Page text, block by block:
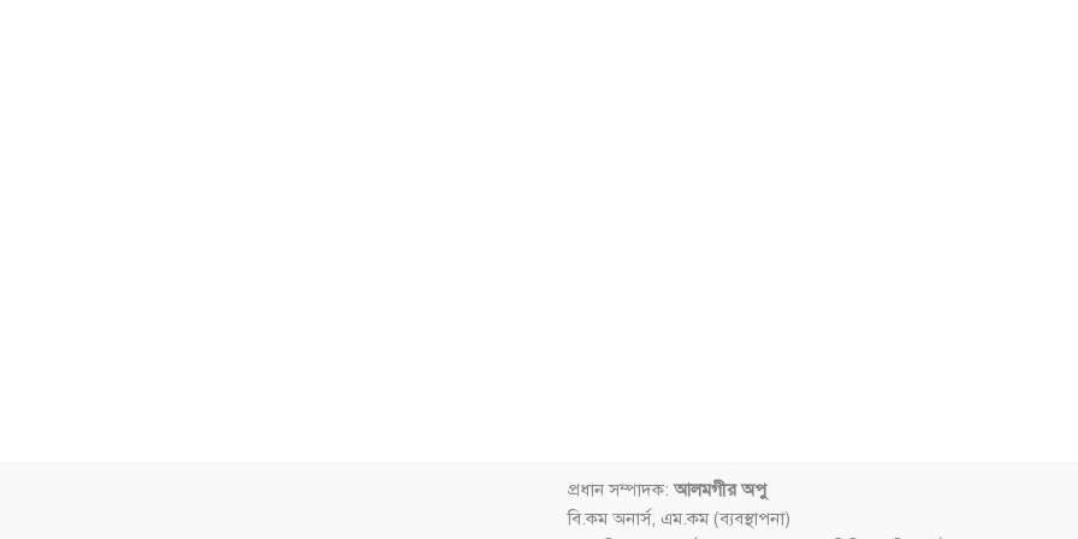
প্রধান সম্পাদক:আলমগীর অপু
বি.কম অনার্স, এম.কম (ব্যবস্থাপনা)